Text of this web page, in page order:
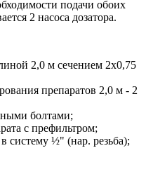
подачи обоих
2 насоса дозатора.
2,0 м сечением 2х0,75
препаратов 2,0 м - 2
болтами;
с префильтром;
систему ½" (нар. резьба);